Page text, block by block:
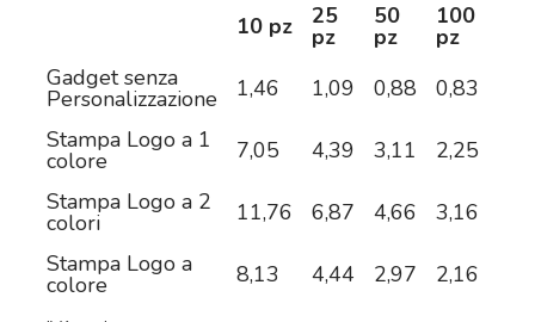
10 pz 25
pz
50
pz
100
pz
Gadget senza
Personalizzazione 1,46 1,09 0,88 0,83
Stampa Logo a 1
colore 7,05 4,39 3,11 2,25
Stampa Logo a 2
colori 11,76 6,87 4,66 3,16
Stampa Logo a
colore 8,13 4,44 2,97 2,16